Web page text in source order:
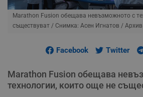
Marathon Fusion обещава невъзможното с
съществуват / Снимка: Асен Игнатов / Архив
Facebook Twitter
Marathon Fusion обещава
технологии, които още не